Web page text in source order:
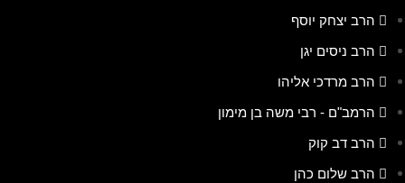
הרב יצחק יוסף
הרב ניסים יגן
הרב מרדכי אליהו
הרמב"ם - רבי משה בן מימון
הרב דב קוק
הרב שלום כהן